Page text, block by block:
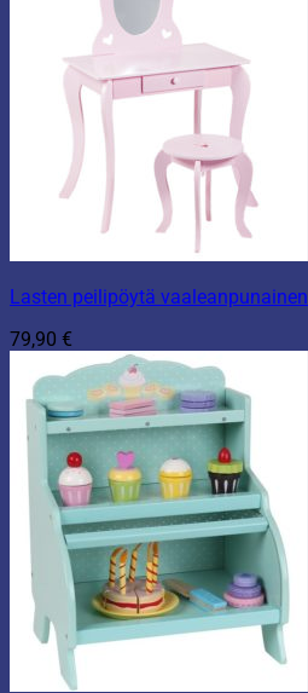
Lasten peilipöytä vaaleanpunainen
79,90 €